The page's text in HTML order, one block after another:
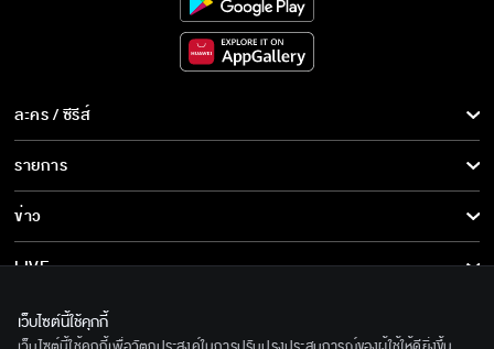
ละคร / ซีรีส์
ละคร/ซีรีส์
ซีรีส์นานาชาติ
การ์ตูน & เกม
รายการ
รายการทั้งหมด
ข่าว
ข่าวทั้งหมด
ข่าวประชาสัมพันธ์
LIVE
เกี่ยวกับเรา
เว็บไซต์นี้ใช้คุกกี้